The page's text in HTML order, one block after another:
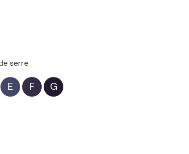
à seulement 400 € par an.
et situation stratégique.
serre
E F G